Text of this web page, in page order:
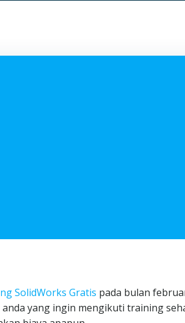
SolidWorks Gratis pada bulan
yang ingin mengikuti training